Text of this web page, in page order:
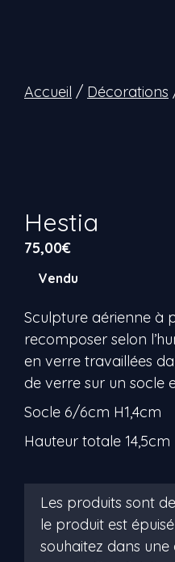
Accueil / Décorations
Hestia
75,00€
Vendu
Sculpture aérienne à
recomposer selon
en verre travaillées
de verre sur un socle
Socle 6/6cm H1,4cm
Hauteur totale 14,5cm